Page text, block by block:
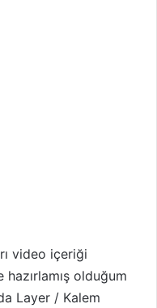
video içeriği
hazırlamış olduğum
Layer / Kalem